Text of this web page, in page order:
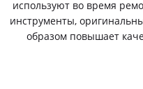
используют во время
инструменты,
образом повышает